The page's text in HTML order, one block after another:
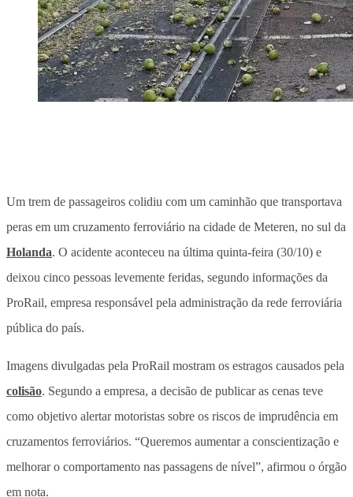
Um trem de passageiros colidiu com um caminhão que transportava
peras em um cruzamento ferroviário na cidade de Meteren, no sul da
Holanda. O acidente aconteceu na última quinta-feira (30/10) e
deixou cinco pessoas levemente feridas, segundo informações da
ProRail, empresa responsável pela administração da rede ferroviária
pública do país.
Imagens divulgadas pela ProRail mostram os estragos causados pela
colisão. Segundo a empresa, a decisão de publicar as cenas teve
como objetivo alertar motoristas sobre os riscos de imprudência em
cruzamentos ferroviários. “Queremos aumentar a conscientização e
melhorar o comportamento nas passagens de nível”, afirmou o órgão
em nota.